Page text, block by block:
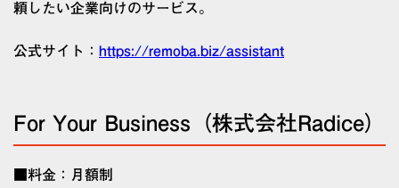
頼したい企業向けのサービス。
公式サイト： https://remoba.biz/assistant
For Your Business（株式会社Radice）
■料金：月額制